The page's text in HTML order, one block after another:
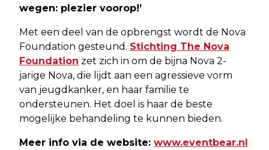
wegen: plezier voorop!’
Met een deel van de opbrengst wordt de Nova
Foundation gesteund. Stichting The Nova
Foundation zet zich in om de bijna Nova 2-
jarige Nova, die lijdt aan een agressieve vorm
van jeugdkanker, en haar familie te
ondersteunen. Het doel is haar de beste
mogelijke behandeling te kunnen bieden.
Meer info via de website: www.eventbear.nl